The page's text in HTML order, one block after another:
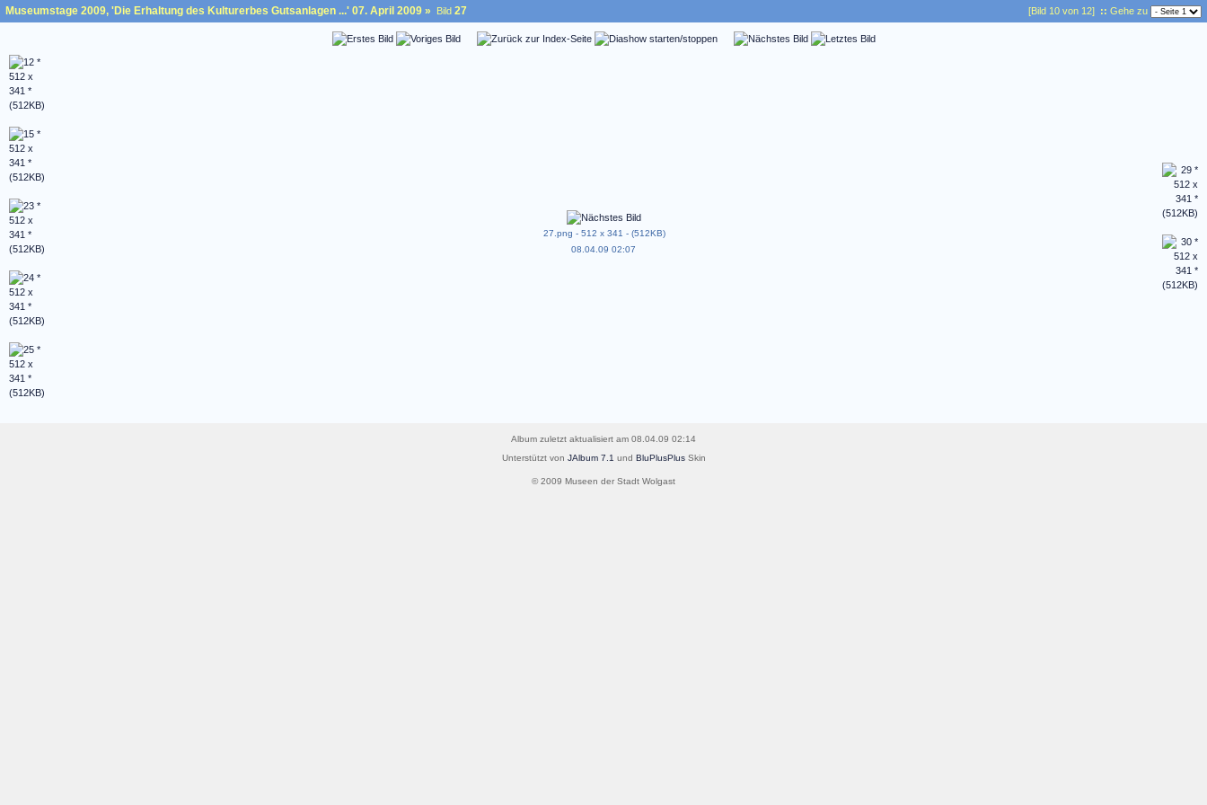
Museumstage 2009, 'Die Erhaltung des Kulturerbes Gutsanlagen ...' 07. April 2009 » Bild 27 [Bild 10 von 12] :: Gehe zu
27.png - 512 x 341 - (512KB)
08.04.09 02:07
Album zuletzt aktualisiert am 08.04.09 02:14
Unterstützt von JAlbum 7.1 und BluPlusPlusSkin
© 2009 Museen der Stadt Wolgast